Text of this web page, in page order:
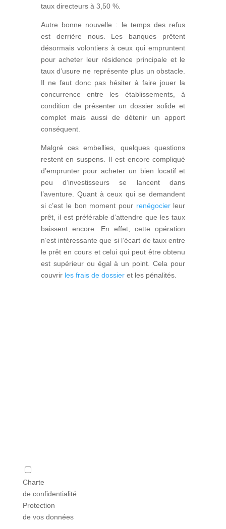
taux directeurs à 3,50 %.
Autre bonne nouvelle : le temps des refus
est derrière nous. Les banques prêtent
désormais volontiers à ceux qui empruntent
pour acheter leur résidence principale et le
taux d’usure ne représente plus un obstacle.
Il ne faut donc pas hésiter à faire jouer la
concurrence entre les établissements, à
condition de présenter un dossier solide et
complet mais aussi de détenir un apport
conséquent.
Malgré ces embellies, quelques questions
restent en suspens. Il est encore compliqué
d’emprunter pour acheter un bien locatif et
peu d’investisseurs se lancent dans
l’aventure. Quant à ceux qui se demandent
si c’est le bon moment pour renégocierleur
prêt, il est préférable d’attendre que les taux
baissent encore. En effet, cette opération
n’est intéressante que si l’écart de taux entre
le prêt en cours et celui qui peut être obtenu
est supérieur ou égal à un point. Cela pour
couvrir les frais de dossieret les pénalités.
Charte
de confidentialité
Protection
de vos données